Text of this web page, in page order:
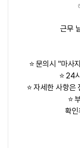
근무
⭐ 문의시 "마사
⭐ 24
⭐ 자세한 사항은
⭐
확인